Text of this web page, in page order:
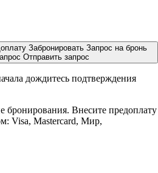
Забронировать Запрос на бронь
Отправить запрос
дождитесь подтверждения
бронирования. Внесите предоплату
Visa, Mastercard, Мир,